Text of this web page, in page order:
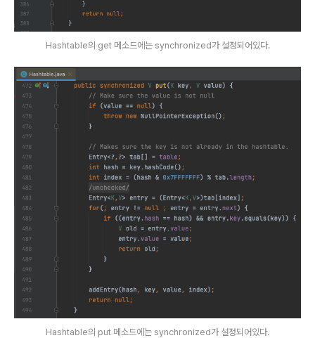
Hashtable의 get 메소드에는 synchronized가 설정되어있다.
Hashtable의 put 메소드에는 synchronized가 설정되어있다.